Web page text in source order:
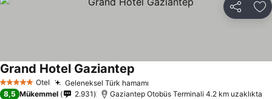
Paylaş
5 Yıldız Otel Geleneksel Türk hamamı
Grand Hotel Gaziantep
8,5 Mükemmel 2.931 Gaziantep Otobüs Terminali 4.2 km uzaklıkta